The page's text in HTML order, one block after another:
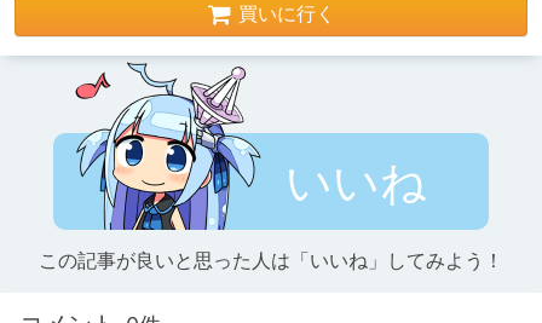
買いに行く
いいね
この記事が良いと思った人は「いいね」してみよう！